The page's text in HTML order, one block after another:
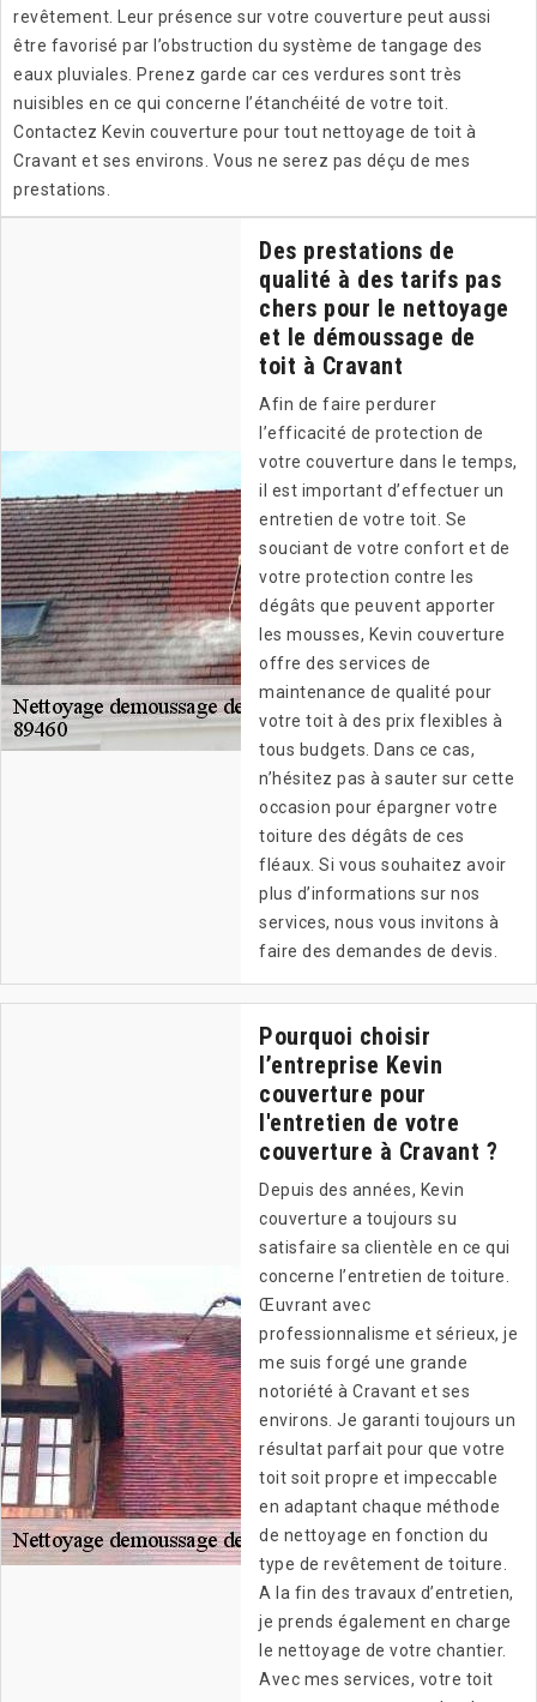
revêtement. Leur présence sur votre couverture peut aussi
être favorisé par l’obstruction du système de tangage des
eaux pluviales. Prenez garde car ces verdures sont très
nuisibles en ce qui concerne l’étanchéité de votre toit.
Contactez Kevin couverture pour tout nettoyage de toit à
Cravant et ses environs. Vous ne serez pas déçu de mes
prestations.
Des prestations de
qualité à des tarifs pas
chers pour le nettoyage
et le démoussage de
toit à Cravant
Afin de faire perdurer
l’efficacité de protection de
votre couverture dans le temps,
il est important d’effectuer un
entretien de votre toit. Se
souciant de votre confort et de
votre protection contre les
dégâts que peuvent apporter
les mousses, Kevin couverture
offre des services de
maintenance de qualité pour
votre toit à des prix flexibles à
tous budgets. Dans ce cas,
n’hésitez pas à sauter sur cette
occasion pour épargner votre
toiture des dégâts de ces
fléaux. Si vous souhaitez avoir
plus d’informations sur nos
services, nous vous invitons à
faire des demandes de devis.
Pourquoi choisir
l’entreprise Kevin
couverture pour
l'entretien de votre
couverture à Cravant ?
Depuis des années, Kevin
couverture a toujours su
satisfaire sa clientèle en ce qui
concerne l’entretien de toiture.
Œuvrant avec
professionnalisme et sérieux, je
me suis forgé une grande
notoriété à Cravant et ses
environs. Je garanti toujours un
résultat parfait pour que votre
toit soit propre et impeccable
en adaptant chaque méthode
de nettoyage en fonction du
type de revêtement de toiture.
A la fin des travaux d’entretien,
je prends également en charge
le nettoyage de votre chantier.
Avec mes services, votre toit